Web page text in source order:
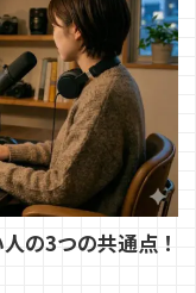
の3つの共通点！